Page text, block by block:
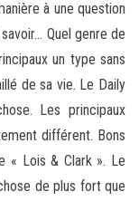
à une question
Quel genre de
un type sans
de sa vie. Le Daily
Les principaux
différent. Bons
« Lois & Clark ». Le
de plus fort que